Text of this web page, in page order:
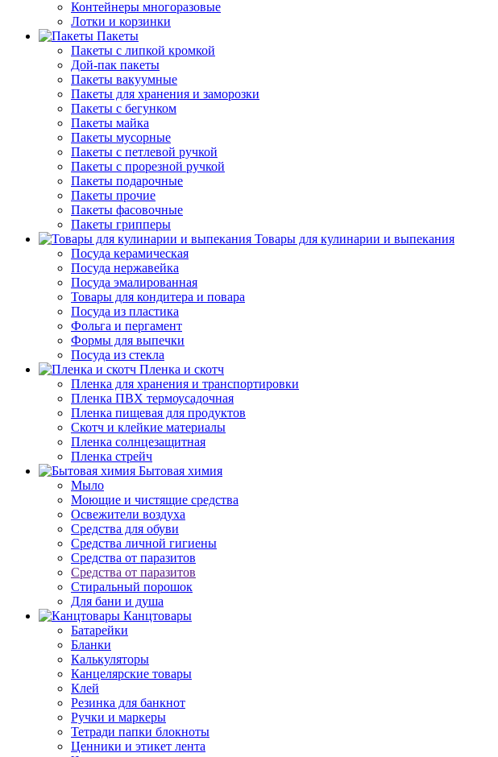
Контейнеры многоразовые
Лотки и корзинки
Пакеты
Пакеты с липкой кромкой
Дой-пак пакеты
Пакеты вакуумные
Пакеты для хранения и заморозки
Пакеты с бегунком
Пакеты майка
Пакеты мусорные
Пакеты с петлевой ручкой
Пакеты с прорезной ручкой
Пакеты подарочные
Пакеты прочие
Пакеты фасовочные
Пакеты грипперы
Товары для кулинарии и выпекания
Посуда керамическая
Посуда нержавейка
Посуда эмалированная
Товары для кондитера и повара
Посуда из пластика
Фольга и пергамент
Формы для выпечки
Посуда из стекла
Пленка и скотч
Пленка для хранения и транспортировки
Пленка ПВХ термоусадочная
Пленка пищевая для продуктов
Скотч и клейкие материалы
Пленка солнцезащитная
Пленка стрейч
Бытовая химия
Мыло
Моющие и чистящие средства
Освежители воздуха
Средства для обуви
Средства личной гигиены
Средства от паразитов
Средства от паразитов
Стиральный порошок
Для бани и душа
Канцтовары
Батарейки
Бланки
Калькуляторы
Канцелярские товары
Клей
Резинка для банкнот
Ручки и маркеры
Тетради папки блокноты
Ценники и этикет лента